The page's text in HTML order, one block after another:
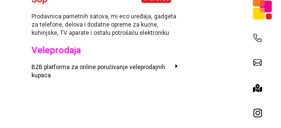
Prodavnica pametnih satova, mi eco uređaja, gadgeta
za telefone, delova i dodatne opreme za kućne,
kuhinjske, TV aparate i ostalu potrošaču elektroniku
Veleprodaja
B2B platforma za online poručivanje veleprodajnih
kupaca